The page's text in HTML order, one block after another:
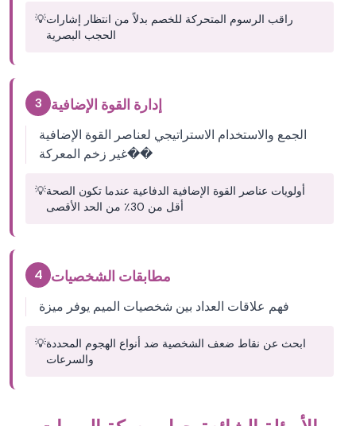
💡راقب الرسوم المتحركة للخصم بدلاً من انتظار إشارات
الحجب البصرية
3 إدارة القوة الإضافية
الجمع والاستخدام الاستراتيجي لعناصر القوة الإضافية
��غير زخم المعركة
💡أولويات عناصر القوة الإضافية الدفاعية عندما تكون الصحة
أقل من 30٪ من الحد الأقصى
4 مطابقات الشخصيات
فهم علاقات العداد بين شخصيات الميم يوفر ميزة
💡ابحث عن نقاط ضعف الشخصية ضد أنواع الهجوم المحددة
والسرعات